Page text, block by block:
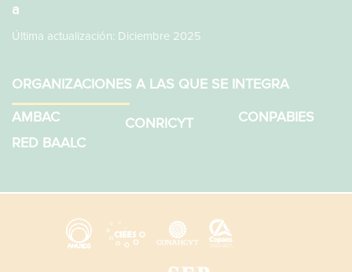
a
Última actualización: Diciembre 2025
ORGANIZACIONES A LAS QUE SE INTEGRA
AMBAC
RED BAALC
CONRICYT CONPABIES